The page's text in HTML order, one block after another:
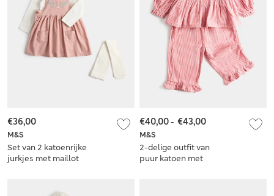
M&S
Set van 2 katoenrijke
jurkjes met maillot
€36,00
M&S
2-delige outfit van
puur katoen met
€40,00- €43,00